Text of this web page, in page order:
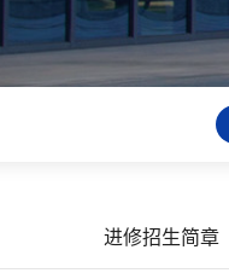
进修招生简章